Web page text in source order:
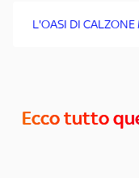
L'OASI DI CALZONE
Ecco tutto